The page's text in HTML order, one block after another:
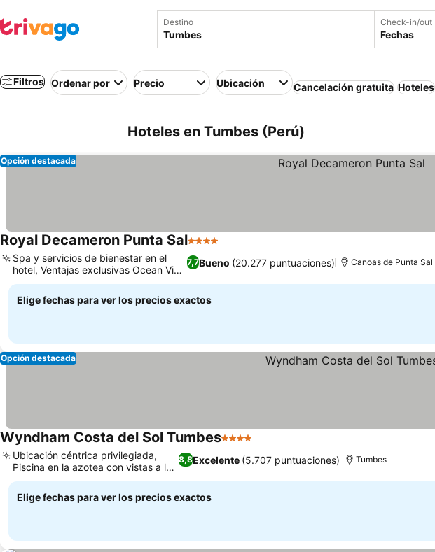
Destino Check-in/out
Fechas
Filtros Ordenar por Precio Ubicación Cancelación gratuita Hoteles
Hoteles en Tumbes (Perú)
Opción destacada
Royal Decameron Punta Sal4 Estrellas
7,7Bueno (20.277 puntuaciones)
Spa y servicios de bienestar en el
hotel, Ventajas exclusivas Ocean View
Plus
Canoas de Punta Sal
Elige fechas para ver los precios exactos
Opción destacada
Wyndham Costa del Sol Tumbes4 Estrellas
8,8Excelente (5.707 puntuaciones)
Ubicación céntrica privilegiada,
Piscina en la azotea con vistas a la
ciudad
Tumbes
Elige fechas para ver los precios exactos